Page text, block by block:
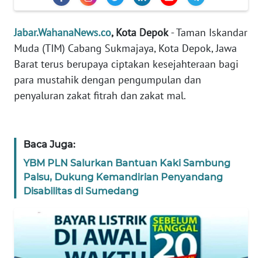
Jabar.WahanaNews.co, Kota Depok- Taman Iskandar
Muda (TIM) Cabang Sukmajaya, Kota Depok, Jawa
Barat terus berupaya ciptakan kesejahteraan bagi
para mustahik dengan pengumpulan dan
penyaluran zakat fitrah dan zakat mal.
Baca Juga:
YBM PLN Salurkan Bantuan Kaki Sambung
Palsu, Dukung Kemandirian Penyandang
Disabilitas di Sumedang
MEDIA
SIBER
REDAKSI
DISCLAIMER
Wahana
Regional